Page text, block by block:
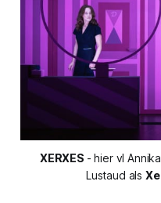
XERXES - hier vl
Lustaud als